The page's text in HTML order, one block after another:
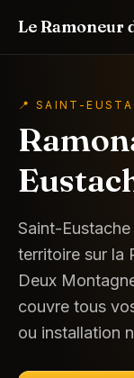
Le Ramoneur
📍 SAINT-
Saint-
territoire sur la
Deux
couvre tous
ou installation